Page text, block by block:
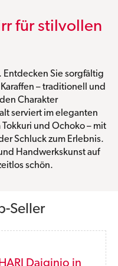
für stilvollen
Entdecken Sie sorgfältig
– traditionell und
Charakter
serviert im eleganten
und Ochoko – mit
Schluck zum Erlebnis.
Handwerkskunst auf
schön.
Seller